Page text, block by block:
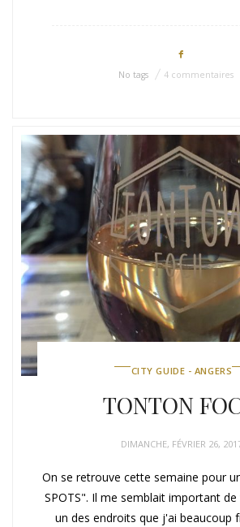
No tags 4 commentaires
CITY GUIDE - ANGERS
TONTON
DIMANCHE, FÉVRIER 26,
On se retrouve cette semaine pour
SPOTS". Il me semblait important
un des endroits que j'ai beaucoup